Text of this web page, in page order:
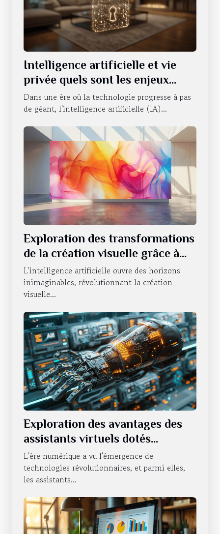
Intelligence artificielle et vie
privée quels sont les enjeux
actuels
Dans une ère où la technologie progresse à pas
de géant, l'intelligence artificielle (IA)...
Exploration des transformations
de la création visuelle grâce à
l'IA
L'intelligence artificielle ouvre des horizons
inimaginables, révolutionnant la création
visuelle...
Exploration des avantages des
assistants virtuels dotés
d'intelligence artificielle
L'ère numérique a vu l'émergence de
technologies révolutionnaires, et parmi elles,
les assistants...